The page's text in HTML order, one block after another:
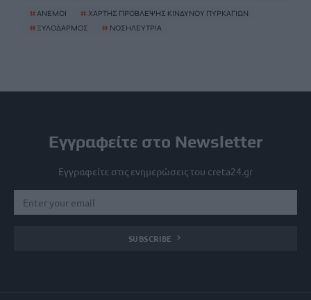
#ΑΝΕΜΟΙ # ΧΑΡΤΗΣ ΠΡΟΒΛΕΨΗΣ ΚΙΝΔΥΝΟΥ ΠΥΡΚΑΓΙΩΝ
# ΞΥΛΟΔΑΡΜΟΣ # ΝΟΣΗΛΕΥΤΡΙΑ
Εγγραφείτε στο Newsletter
Εγγραφείτε στις ενημερώσεις του creta24.gr
SUBSCRIBE